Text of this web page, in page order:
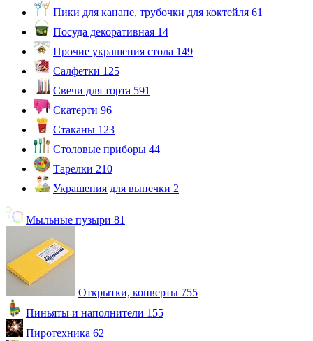
Пики для канапе, трубочки для коктейля 61
Посуда декоративная 14
Прочие украшения стола 149
Салфетки 125
Свечи для торта 591
Скатерти 96
Стаканы 123
Столовые приборы 44
Тарелки 210
Украшения для выпечки 2
Мыльные пузыри 81
Открытки, конверты 755
Пиньяты и наполнители 155
Пиротехника 62